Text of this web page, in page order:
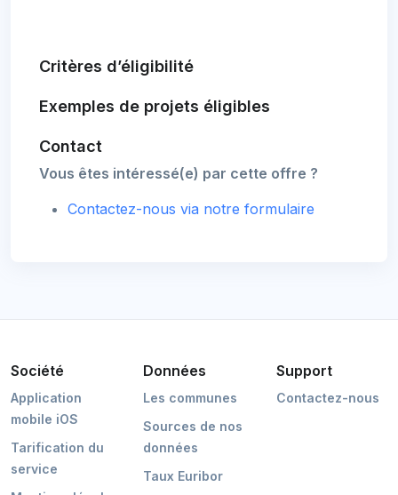
Critères d’éligibilité
Exemples de projets éligibles
Contact
Vous êtes intéressé(e) par cette offre ?
Contactez-nous via notre formulaire
Société
Application
mobile iOS
Tarification du
service
Données
Les communes
Sources de nos
données
Taux Euribor
Support
Contactez-nous